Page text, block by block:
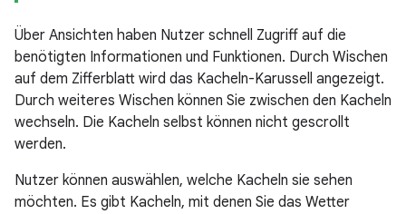
Über Ansichten haben Nutzer schnell Zugriff auf die
benötigten Informationen und Funktionen. Durch Wischen
auf dem Zifferblatt wird das Kacheln-Karussell angezeigt.
Durch weiteres Wischen können Sie zwischen den Kacheln
wechseln. Die Kacheln selbst können nicht gescrollt
werden.
Nutzer können auswählen, welche Kacheln sie sehen
möchten. Es gibt Kacheln, mit denen Sie das Wetter